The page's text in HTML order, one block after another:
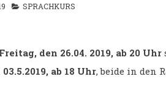
SPRACHKURS
Freitag, den 26.04. 2019, ab 20 Uhr
ab 18 Uhr, beide in den